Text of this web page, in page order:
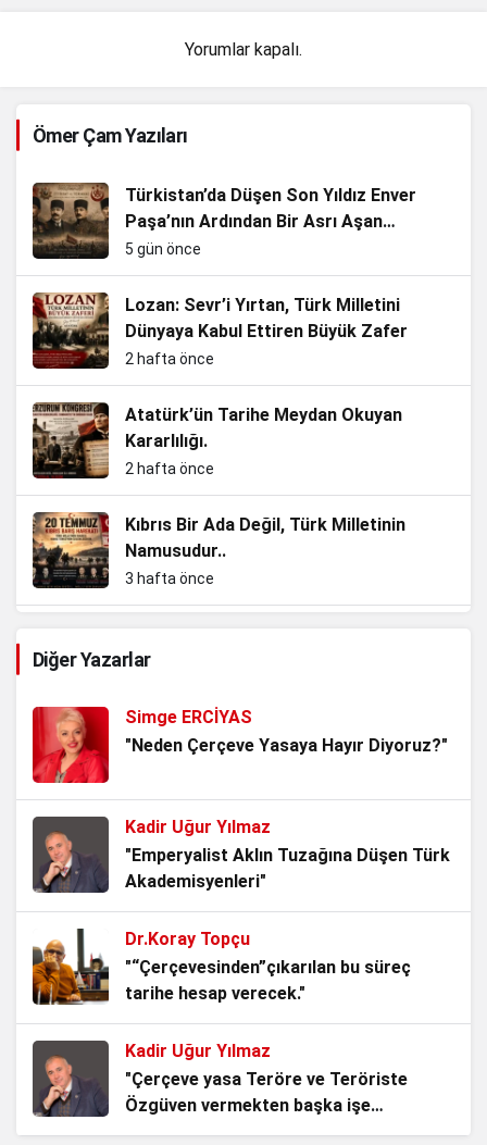
Yorumlar kapalı.
Ömer Çam Yazıları
Türkistan’da Düşen Son Yıldız Enver
Paşa’nın Ardından Bir Asrı Aşan
Sessizlik
5 gün önce
Lozan: Sevr’i Yırtan, Türk Milletini
Dünyaya Kabul Ettiren Büyük Zafer
2 hafta önce
Atatürk’ün Tarihe Meydan Okuyan
Kararlılığı.
2 hafta önce
Kıbrıs Bir Ada Değil, Türk Milletinin
Namusudur..
3 hafta önce
Evladının Hikâyesi.
Kurtuluş Savaşı’nı Tartıştırmak, Tarihle
1 ay önce
Mavi Vatanın Kilidi, Kuzey Kıbrıs Türk
Cumhuriyeti..
1 ay önce
Milleti Yaşat ki Devlet Yaşasın, Türk
Milletinin Alın Terine Nefes Lazım!
Bankalar Kazanırken Türk Milleti Neden
Kaybediyor?
Diğer Yazarlar
Simge ERCİYAS
"Neden Çerçeve Yasaya Hayır Diyoruz?"
Kadir Uğur Yılmaz
"Emperyalist Aklın Tuzağına Düşen Türk
Akademisyenleri"
Dr.Koray Topçu
"“Çerçevesinden”çıkarılan bu süreç
tarihe hesap verecek."
Kadir Uğur Yılmaz
"Çerçeve yasa Teröre ve Teröriste
Özgüven vermekten başka işe
YARAMAZ!"